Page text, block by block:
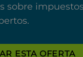
sobre
ESTA OFERTA